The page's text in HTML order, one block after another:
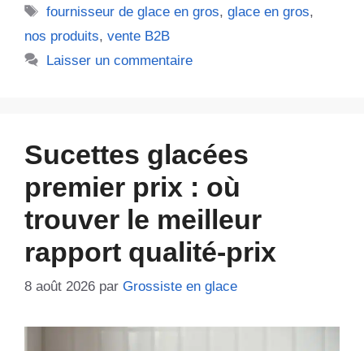
Étiquettes
fournisseur de glace en gros,glace en gros,
nos produits, vente B2B
Laisser un commentaire
Sucettes glacées
premier prix : où
trouver le meilleur
rapport qualité-prix
8 août 2026 par Grossiste en glace